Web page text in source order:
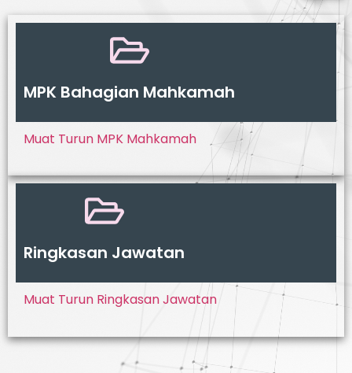
MPK Bahagian Mahkamah
Muat Turun MPK Mahkamah
Ringkasan Jawatan
Muat Turun Ringkasan Jawatan